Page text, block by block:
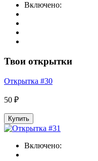
Включено:
Твои открытки
Открытка #30
50 ₽
Купить
Включено: